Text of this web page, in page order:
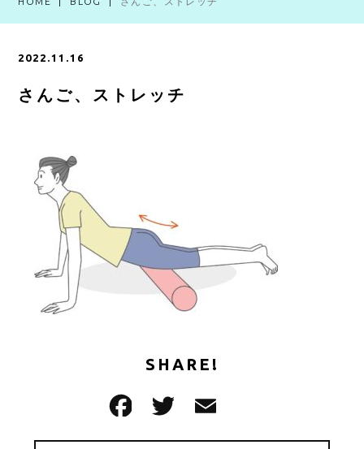
2022.11.16
さんご、ストレッチ
SHARE!
ご予約はこちら